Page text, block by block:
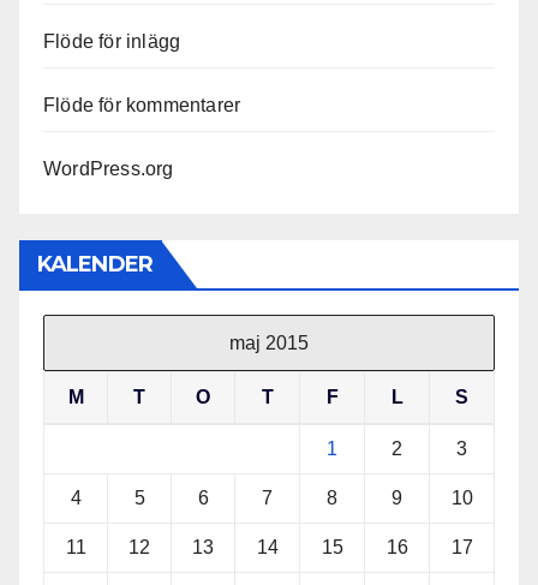
Flöde för inlägg
Flöde för kommentarer
WordPress.org
KALENDER
maj 2015
M T O T F L S
1 2 3
4 5 6 7 8 9 10
11 12 13 14 15 16 17